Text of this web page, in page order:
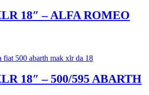
18″ – ALFA ROMEO
18″ – 500/595 ABARTH